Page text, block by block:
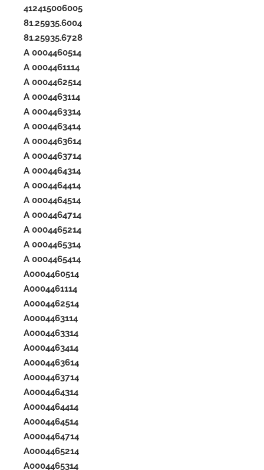
412415006005
81.25935.6004
81.25935.6728
A 0004460514
A 0004461114
A 0004462514
A 0004463114
A 0004463314
A 0004463414
A 0004463614
A 0004463714
A 0004464314
A 0004464414
A 0004464514
A 0004464714
A 0004465214
A 0004465314
A 0004465414
A0004460514
A0004461114
A0004462514
A0004463114
A0004463314
A0004463414
A0004463614
A0004463714
A0004464314
A0004464414
A0004464514
A0004464714
A0004465214
A0004465314